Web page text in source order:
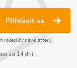
Přihlásit se
rozesílky newsletteru.
za 14 dní.